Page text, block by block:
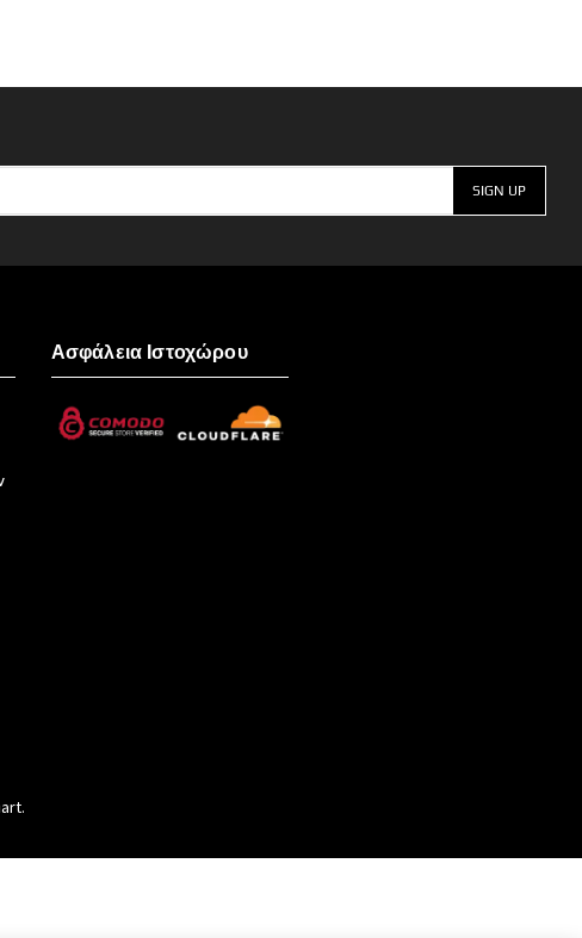
Ασφάλεια Ιστοχώρου